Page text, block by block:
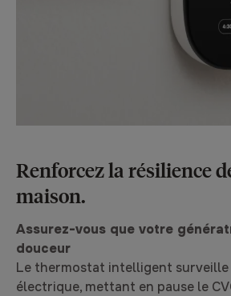
Renforcez la résilience
maison.
Assurez-vous que votre
douceur
Le thermostat intelligent
électrique, mettant en pause le